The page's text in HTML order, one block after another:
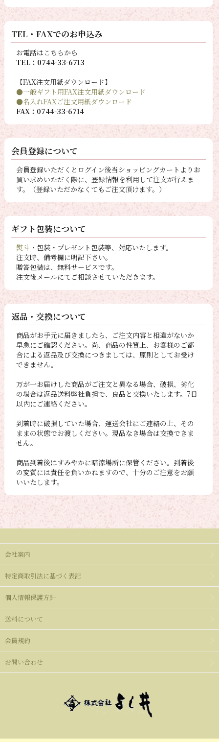
TEL・FAXでのお申込み
お電話はこちらから
TEL：0744-33-6713
【FAX注文用紙ダウンロード】
●一般ギフト用FAX注文用紙ダウンロード
●名入れFAXご注文用紙ダウンロード
FAX：0744-33-6714
会員登録について
会員登録いただくとログイン後当ショッピングカートよりお
買い求めいただく際に、登録情報を利用して注文が行えま
す。（登録いただかなくてもご注文頂けます。）
ギフト包装について
熨斗 ・包装・プレゼント包装等、対応いたします。
注文時、備考欄に明記下さい。
贈答包装は、無料サービスです。
注文後メールにてご相談させていただきます。
返品・交換について
商品がお手元に届きましたら、ご注文内容と相違がないか
早急にご確認ください。尚、商品の性質上、お客様のご都
合による返品及び交換につきましては、原則としてお受け
できません。
万が一お届けした商品がご注文と異なる場合、破損、劣化
の場合は返品送料弊社負担で、良品と交換いたします。7日
以内にご連絡ください。
到着時に破損していた場合、運送会社にご連絡の上、その
ままの状態でお渡しください。現品なき場合は交換できま
せん。
商品到着後はすみやかに暗涼場所に保管ください。到着後
の変質には責任を負いかねますので、十分のご注意をお願
いいたします。
会社案内
特定商取引法に基づく表記
個人情報保護方針
送料について
会員規約
お問い合わせ